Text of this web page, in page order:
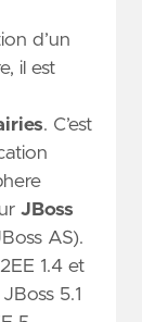
d’un
il est
. C’est
JBoss
AS).
1.4 et
5.1